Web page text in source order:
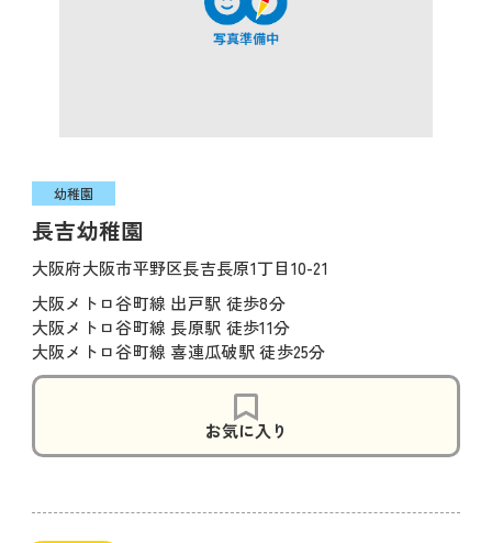
長吉幼稚園
幼稚園
大阪府大阪市平野区長吉長原1丁目10-21
大阪メトロ谷町線 出戸駅 徒歩8分
大阪メトロ谷町線 長原駅 徒歩11分
大阪メトロ谷町線 喜連瓜破駅 徒歩25分
お気に入り